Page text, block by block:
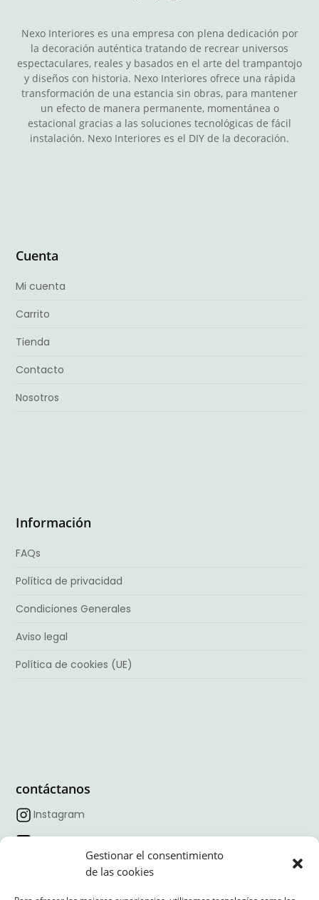
Gestionar el consentimiento
de las cookies
Nexo Interiores es una empresa con plena dedicación por
la decoración auténtica tratando de recrear universos
espectaculares, reales y basados en el arte del trampantojo
y diseños con historia. Nexo Interiores ofrece una rápida
transformación de una estancia sin obras, para mantener
un efecto de manera permanente, momentánea o
estacional gracias a las soluciones tecnológicas de fácil
instalación. Nexo Interiores es el DIY de la decoración.
Cuenta
Mi cuenta
Carrito
Tienda
Contacto
Nosotros
Información
FAQs
Política de privacidad
Condiciones Generales
Aviso legal
Política de cookies (UE)
contáctanos
Instagram
Facebook
Linkedin